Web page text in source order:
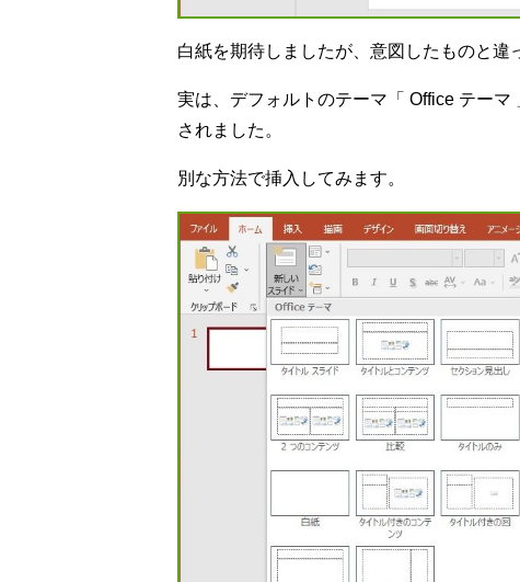
白紙を期待しましたが、意図したものと違
実は、デフォルトのテーマ「 Office テー
されました。
別な方法で挿入してみます。